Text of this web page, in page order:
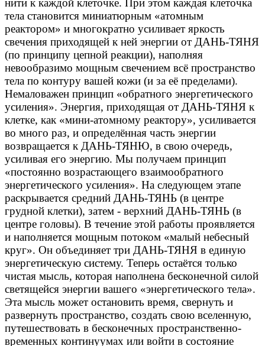
нити к каждой клеточке. При этом каждая клеточка
тела становится миниатюрным «атомным
реактором» и многократно усиливает яркость
свечения приходящей к ней энергии от ДАНЬ-ТЯНЯ
(по принципу цепной реакции), наполняя
невообразимо мощным свечением всё пространство
тела по контуру вашей кожи (и за её пределами).
Немаловажен принцип «обратного энергетического
усиления». Энергия, приходящая от ДАНЬ-ТЯНЯ к
клетке, как «мини-атомному реактору», усиливается
во много раз, и определённая часть энергии
возвращается к ДАНЬ-ТЯНЮ, в свою очередь,
усиливая его энергию. Мы получаем принцип
«постоянно возрастающего взаимообратного
энергетического усиления». На следующем этапе
раскрывается средний ДАНЬ-ТЯНЬ (в центре
грудной клетки), затем - верхний ДАНЬ-ТЯНЬ (в
центре головы). В течение этой работы проявляется
и наполняется мощным потоком «малый небесный
круг». Он объединяет три ДАНЬ-ТЯНЯ в единую
энергетическую систему. Теперь остаётся только
чистая мысль, которая наполнена бесконечной силой
светящейся энергии вашего «энергетического тела».
Эта мысль может остановить время, свернуть и
развернуть пространство, создать свою вселенную,
путешествовать в бесконечных пространственно-
временных континуумах или войти в состояние